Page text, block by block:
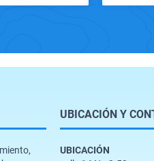
UBICACIÓN Y
UBICACIÓN